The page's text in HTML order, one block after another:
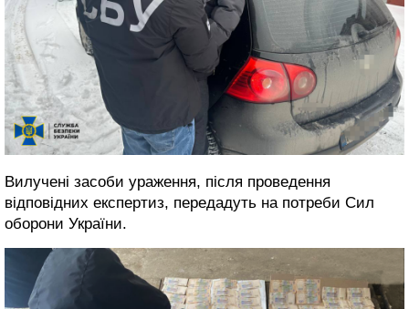
Вилучені засоби ураження, після проведення
відповідних експертиз, передадуть на потреби Сил
оборони України.